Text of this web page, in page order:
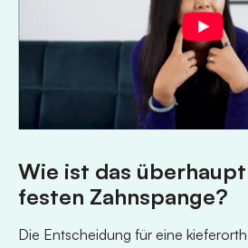
Wie ist das
festen Zahnspange?
Die Entscheidung für eine